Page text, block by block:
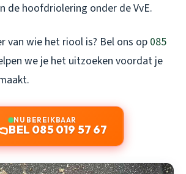
de hoofdriolering onder de VvE.
van wie het riool is? Bel ons op085
we je het uitzoeken voordat je
NU BEREIKBAAR
BEL 085 019 57 67